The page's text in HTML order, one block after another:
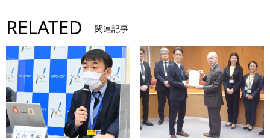
RELATED 関連記事